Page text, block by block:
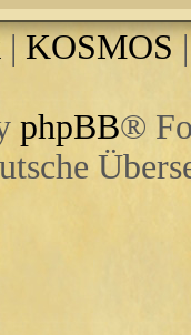
| KOSMOS
phpBB®